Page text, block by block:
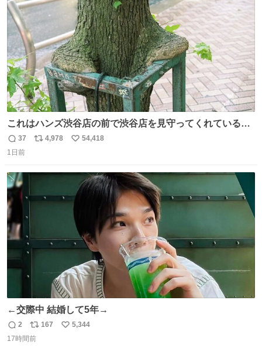
数
これはハンズ渋谷店の前で渋谷店を見守ってくれている
「くつろ木」。
返
信
37
リ
4,978
い
54,418
1日前
←交際中 結婚して5年→
返
信
2
リ
ポ
167
い
5,344
17時間前